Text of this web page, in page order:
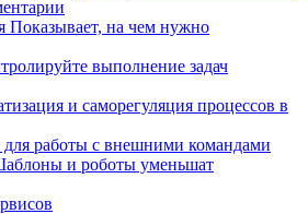
Показывает, на чем нужно
выполнение задач
и саморегуляция процессов в
для работы с внешними командами
и роботы уменьшат